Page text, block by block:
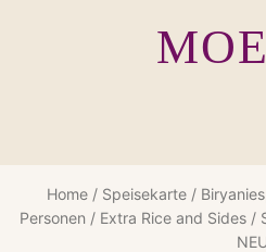
Home/ Speisekarte/
Personen / Extra Rice and Sides /